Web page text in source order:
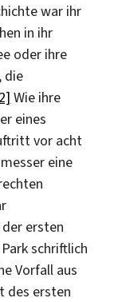
war ihr
in ihr
oder ihre
die
Wie ihre
eines
vor acht
eine
ersten
schriftlich
Vorfall aus
des ersten